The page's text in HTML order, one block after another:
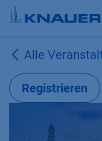
Zum Inhalt springen
Alle
Registrieren